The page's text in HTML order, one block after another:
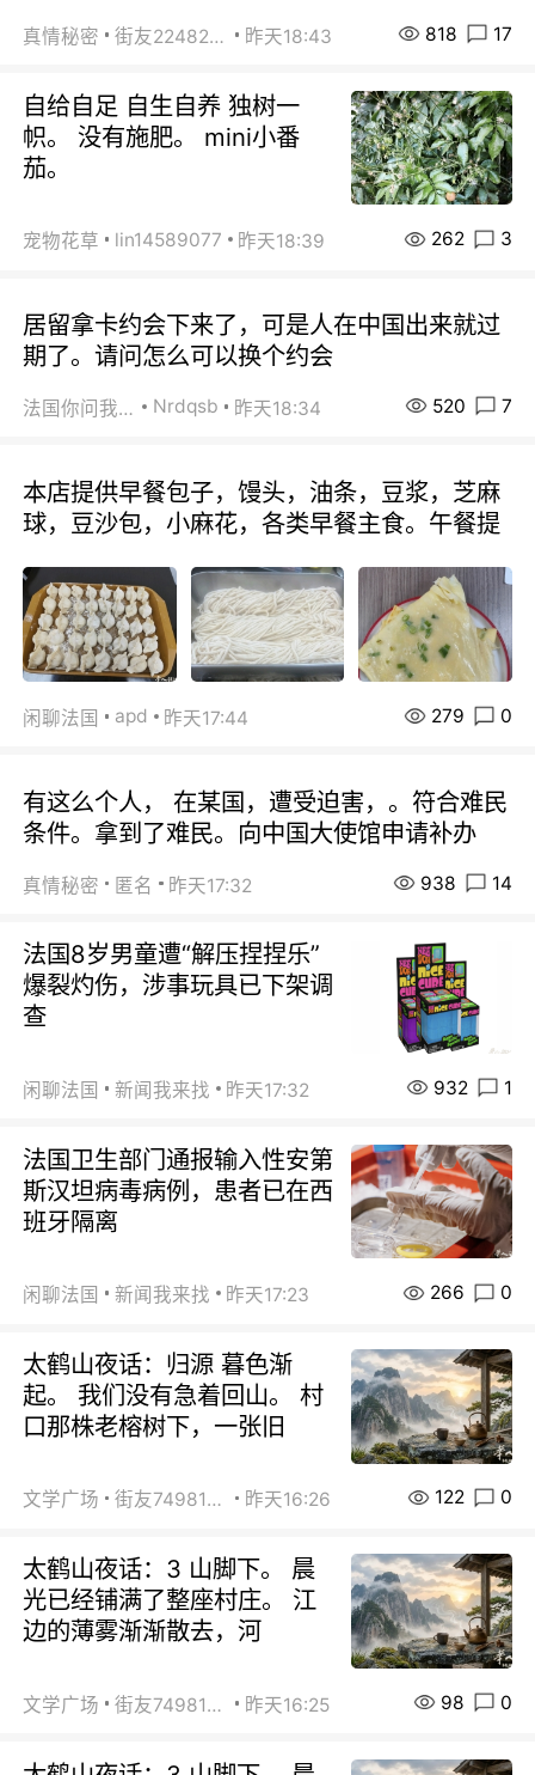
真情秘密 街友22482465 昨天18:43 818 17
自给自足 自生自养 独树一
帜。 没有施肥。 mini小番
茄。
宠物花草 lin14589077 昨天18:39 262 3
居留拿卡约会下来了，可是人在中国出来就过
期了。请问怎么可以换个约会
法国你问我答 Nrdqsb 昨天18:34 520 7
本店提供早餐包子，馒头，油条，豆浆，芝麻
球，豆沙包，小麻花，各类早餐主食。午餐提
闲聊法国 apd 昨天17:44 279 0
有这么个人， 在某国，遭受迫害，。符合难民
条件。拿到了难民。向中国大使馆申请补办
真情秘密 匿名 昨天17:32 938 14
法国8岁男童遭“解压捏捏乐”
爆裂灼伤，涉事玩具已下架调
查
闲聊法国 新闻我来找 昨天17:32 932 1
法国卫生部门通报输入性安第
斯汉坦病毒病例，患者已在西
班牙隔离
闲聊法国 新闻我来找 昨天17:23 266 0
太鹤山夜话：归源 暮色渐
起。 我们没有急着回山。 村
口那株老榕树下，一张旧
文学广场 街友74981146 昨天16:26 122 0
太鹤山夜话：3 山脚下。 晨
光已经铺满了整座村庄。 江
边的薄雾渐渐散去，河
文学广场 街友74981146 昨天16:25 98 0